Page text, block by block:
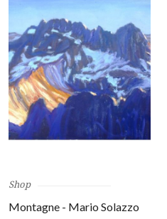
Shop
Montagne - Mario Solazzo